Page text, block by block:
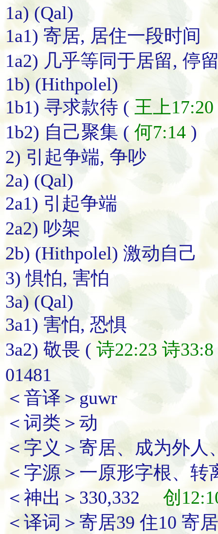
1a) (Qal)
1a1) 寄居, 居住一段时间
1a2) 几乎等同于居留, 停
1b) (Hithpolel)
1b1) 寻求款待 ( 王上17:20
1b2) 自己聚集 ( 何7:14 )
2) 引起争端, 争吵
2a) (Qal)
2a1) 引起争端
2a2) 吵架
2b) (Hithpolel) 激动自己
3) 惧怕, 害怕
3a) (Qal)
3a1) 害怕, 恐惧
3a2) 敬畏 ( 诗22:23 诗33:8
01481
＜音译＞guwr
＜词类＞动
＜字义＞寄居、成为外
＜字源＞一原形字根、
＜神出＞330,332 创
＜译词＞寄居39 住10 寄